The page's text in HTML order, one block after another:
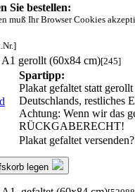
Sie bestellen:
muß Ihr Browser Cookies
gerollt (60x84 cm)[245]
Spartipp:
Plakat gefaltet statt
Deutschlands, restliches
Achtung: Wenn wir das
RÜCKGABERECHT!
Plakat gefaltet
legen